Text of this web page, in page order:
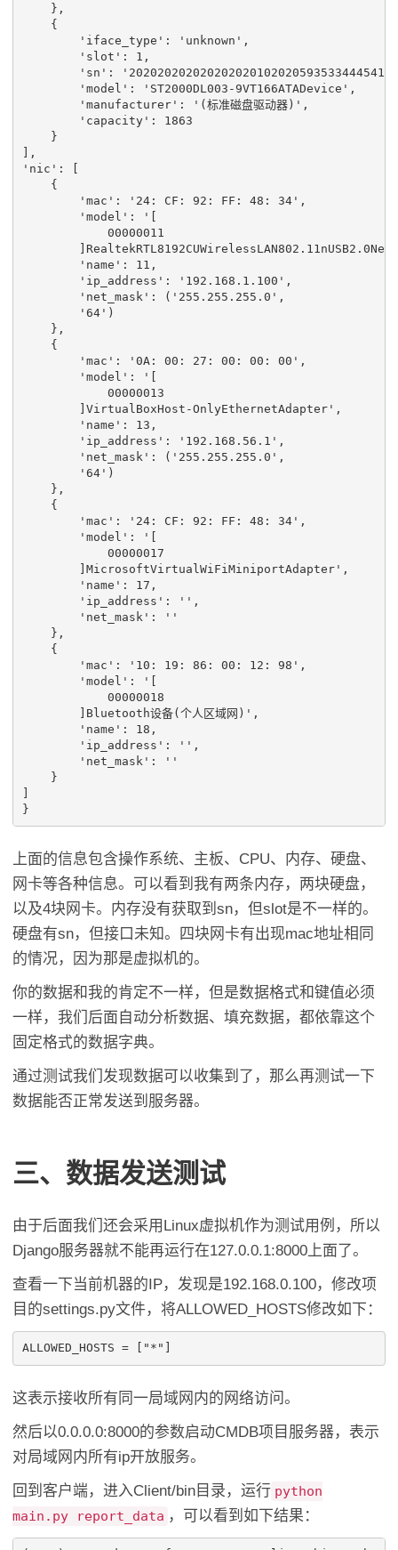
},
{
'iface_type' : 'unknown' ,
'slot' : 1 ,
'sn' :
'model' : 'ST2000DL003-9VT166ATADevice' ,
'manufacturer' : '(标准磁盘驱动器)' ,
'capacity' :
1863
}
],
'nic' :
{
'mac' : '24: CF: 92: FF: 48: 34' ,
'model' :
'[
00000011
RealtekRTL8192CUWirelessLAN802 . 11 nUSB2 . 0
'name' : 11 ,
'ip_address' : '192.168.1.100' ,
'net_mask' : ( '255.255.255.0' ,
'64' )
},
{
'mac' : '0A: 00: 27: 00: 00: 00' ,
'model' :
'[
00000013
VirtualBoxHost -OnlyEthernetAdapter',
'name' : 13 ,
'ip_address' : '192.168.56.1' ,
'net_mask' : ( '255.255.255.0' ,
'64' )
},
{
'mac' : '24: CF: 92: FF: 48: 34' ,
'model' :
'[
00000017
MicrosoftVirtualWiFiMiniportAdapter',
'name' : 17 ,
'ip_address' : '' ,
'net_mask' :
''
},
{
'mac' : '10: 19: 86: 00: 12: 98' ,
'model' :
'[
0000001 8
Bluetooth设备( 个人区域网 ) ',
'name' : 18 ,
'ip_address' : '' ,
'net_mask' :
''
}
}
上面的信息包含操作系统、主板、CPU、内存、硬盘、
网卡等各种信息。可以看到我有两条内存，两块硬盘，
以及4块网卡。内存没有获取到sn，但slot是不一样的。
硬盘有sn，但接口未知。四块网卡有出现mac地址相同
的情况，因为那是虚拟机的。
你的数据和我的肯定不一样，但是数据格式和键值必须
一样，我们后面自动分析数据、填充数据，都依靠这个
固定格式的数据字典。
通过测试我们发现数据可以收集到了，那么再测试一下
数据能否正常发送到服务器。
三、数据发送测试
由于后面我们还会采用Linux虚拟机作为测试用例，所以
Django服务器就不能再运行在127.0.0.1:8000上面了。
查看一下当前机器的IP，发现是192.168.0.100，修改项
目的settings.py文件，将ALLOWED_HOSTS修改如下：
这表示接收所有同一局域网内的网络访问。
然后以0.0.0.0:8000的参数启动CMDB项目服务器，表示
对局域网内所有ip开放服务。
回到客户端，进入Client/bin目录，运行 python
main.py report_data ，可以看到如下结果：